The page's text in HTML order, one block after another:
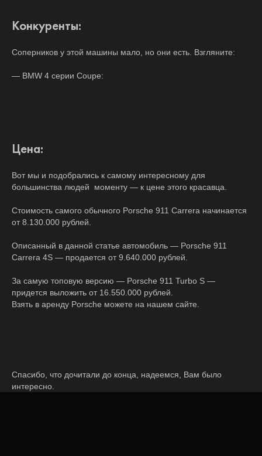
Конкуренты:
Соперников у этой машины мало, но они есть. Взгляните:
— BMW 4 серии Coupe:
Цена:
Вот мы и подобрались к самому интересному для
большинства людей моменту — к цене этого красавца.
Стоимость самого обычного Porsche 911 Carrera начинается
от 8.130.000 рублей.
Описанный в данной статье автомобиль — Porsche 911
Carrera 4S — продается от 9.640.000 рублей.
За самую топовую версию — Porsche 911 Turbo S —
придется выложить от 16.550.000 рублей.
Взять в аренду Porsche можете на нашем сайте
Спасибо, что дочитали до конца, надеемся, Вам было
интересно.